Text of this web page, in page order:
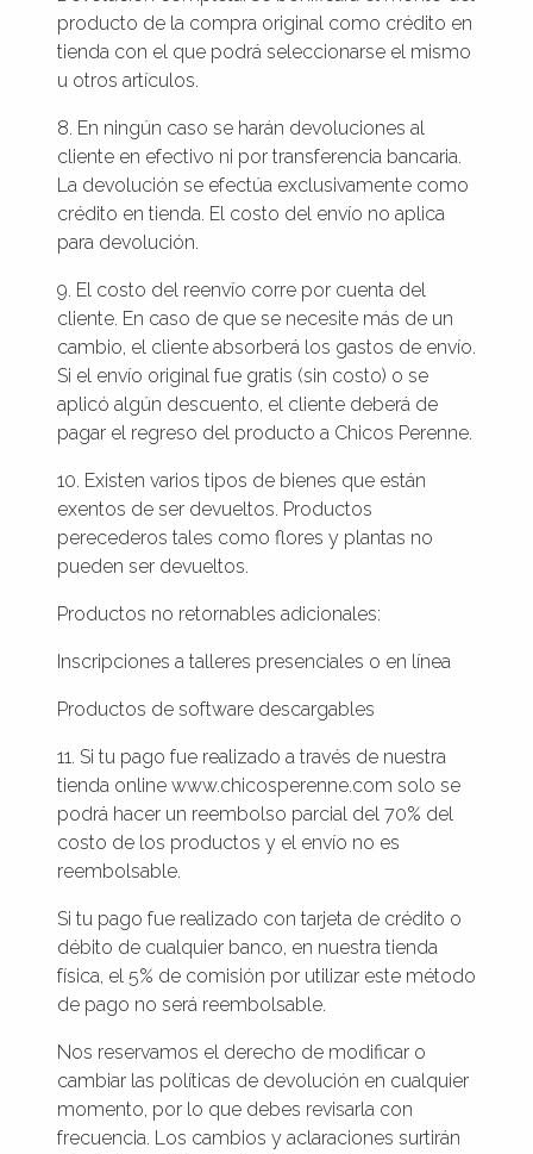
producto de la compra original como crédito en
tienda con el que podrá seleccionarse el mismo
u otros artículos.
8. En ningún caso se harán devoluciones al
cliente en efectivo ni por transferencia bancaria.
La devolución se efectúa exclusivamente como
crédito en tienda. El costo del envío no aplica
para devolución.
9. El costo del reenvío corre por cuenta del
cliente. En caso de que se necesite más de un
cambio, el cliente absorberá los gastos de envío.
Si el envío original fue gratis (sin costo) o se
aplicó algún descuento, el cliente deberá de
pagar el regreso del producto a Chicos Perenne.
10. Existen varios tipos de bienes que están
exentos de ser devueltos. Productos
perecederos tales como flores y plantas no
pueden ser devueltos.
Productos no retornables adicionales:
Inscripciones a talleres presenciales o en línea
Productos de software descargables
11. Si tu pago fue realizado a través de nuestra
tienda online www.chicosperenne.com solo se
podrá hacer un reembolso parcial del 70% del
costo de los productos y el envío no es
reembolsable.
Si tu pago fue realizado con tarjeta de crédito o
débito de cualquier banco, en nuestra tienda
física, el 5% de comisión por utilizar este método
de pago no será reembolsable.
Nos reservamos el derecho de modificar o
cambiar las políticas de devolución en cualquier
momento, por lo que debes revisarla con
frecuencia. Los cambios y aclaraciones surtirán